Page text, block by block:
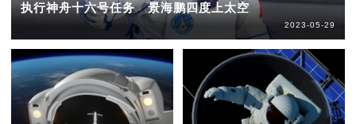
执行神舟十六号任务 景海鹏四度上太空
2023-05-29